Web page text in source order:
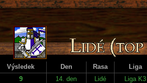
Výsledek Den Rasa Liga
9 14. den Lidé Liga K3